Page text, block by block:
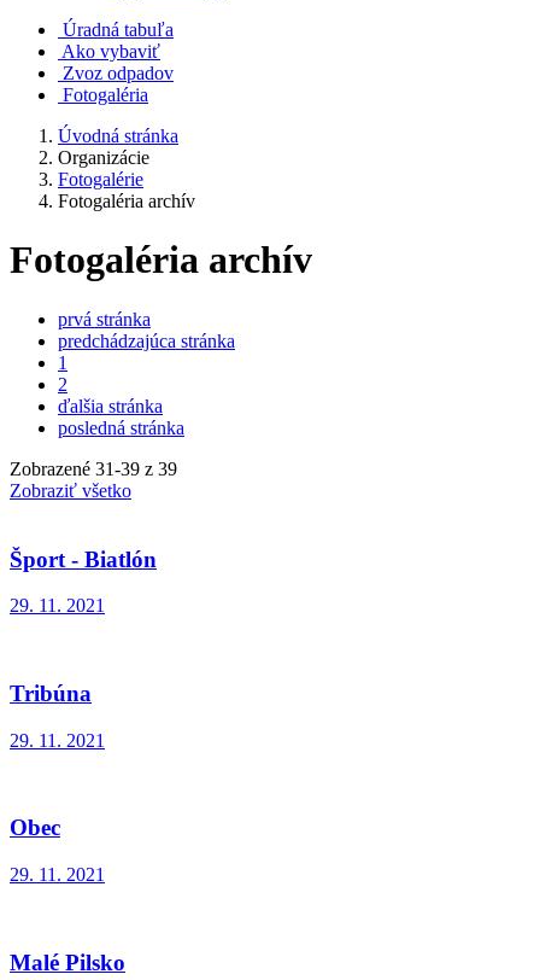
Úradná tabuľa
Ako vybaviť
Zvoz odpadov
Fotogaléria
Úvodná stránka
Organizácie
Fotogalérie
Fotogaléria archív
Fotogaléria archív
prvá stránka
predchádzajúca stránka
1
2
ďalšia stránka
posledná stránka
Zobrazené 31-39 z 39
Zobraziť všetko
Šport - Biatlón
29. 11. 2021
Tribúna
29. 11. 2021
Obec
29. 11. 2021
Malé Pilsko